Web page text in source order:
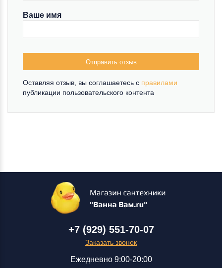
Ваше имя
Отправить отзыв
Оставляя отзыв, вы соглашаетесь c правилами
публикации пользовательского контента
+7 (929) 551-70-07
Заказать звонок
Ежедневно 9:00-20:00